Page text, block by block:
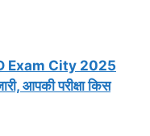
Exam City 2025
आपकी परीक्षा किस